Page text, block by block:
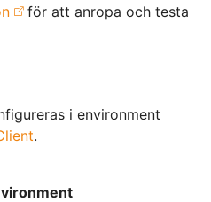
för att anropa och testa
i environment
.